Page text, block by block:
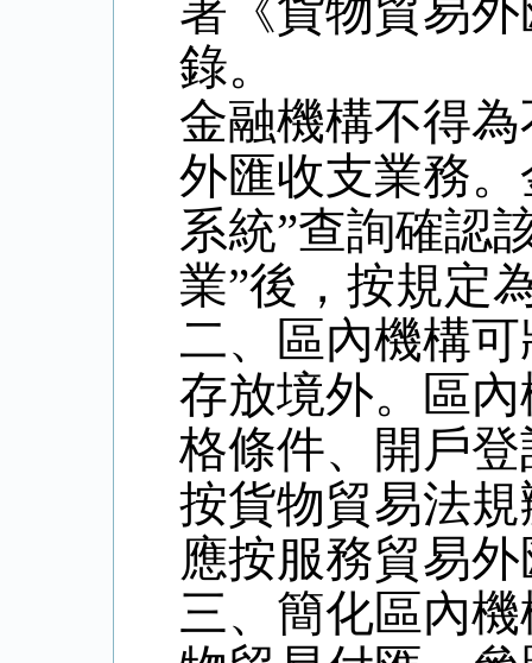
署《貨物貿易
錄。
金融機構不得
外匯收支業務
系統”查詢確認
業”後，按規定
二、區內機構
存放境外。區
格條件、開戶
按貨物貿易法
應按服務貿易
三、簡化區內